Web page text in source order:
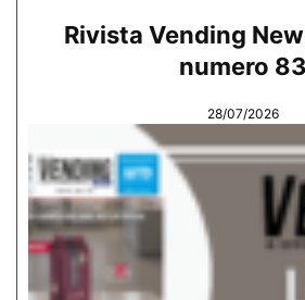
Rivista Vending
numero 83
28/07/2026